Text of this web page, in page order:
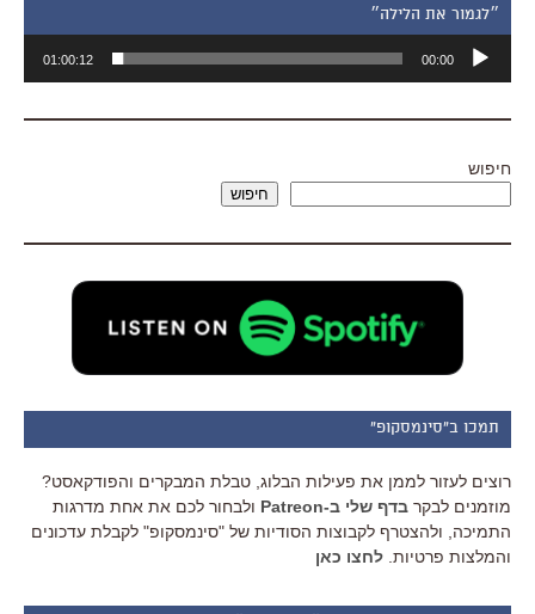
״לגמור את הלילה״
אודיו
00:00
01:00:12
חיפוש
חיפוש
תמכו ב"סינמסקופ"
רוצים לעזור לממן את פעילות הבלוג, טבלת המבקרים והפודקאסט?
מוזמנים לבקר בדף שלי ב-Patreon
ולבחור לכם את אחת מדרגות
התמיכה, ולהצטרף לקבוצות הסודיות של "סינמסקופ" לקבלת עדכונים
והמלצות פרטיות. לחצו כאן